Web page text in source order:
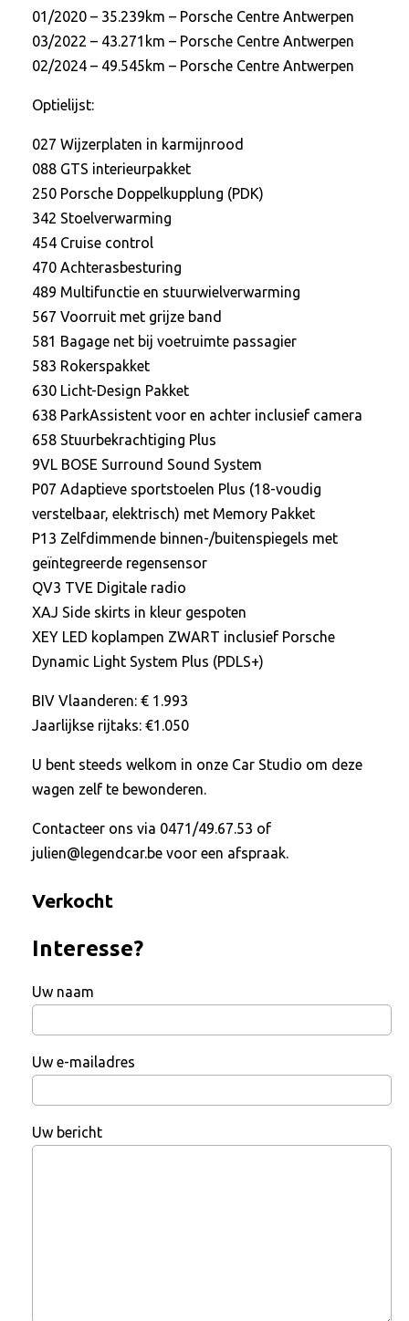
01/2020 – 35.239km – Porsche Centre Antwerpen
03/2022 – 43.271km – Porsche Centre Antwerpen
02/2024 – 49.545km – Porsche Centre Antwerpen
Optielijst:
027 Wijzerplaten in karmijnrood
088 GTS interieurpakket
250 Porsche Doppelkupplung (PDK)
342 Stoelverwarming
454 Cruise control
470 Achterasbesturing
489 Multifunctie en stuurwielverwarming
567 Voorruit met grijze band
581 Bagage net bij voetruimte passagier
583 Rokerspakket
630 Licht-Design Pakket
638 ParkAssistent voor en achter inclusief camera
658 Stuurbekrachtiging Plus
9VL BOSE Surround Sound System
P07 Adaptieve sportstoelen Plus (18-voudig
verstelbaar, elektrisch) met Memory Pakket
P13 Zelfdimmende binnen-/buitenspiegels met
geïntegreerde regensensor
QV3 TVE Digitale radio
XAJ Side skirts in kleur gespoten
XEY LED koplampen ZWART inclusief Porsche
Dynamic Light System Plus (PDLS+)
BIV Vlaanderen: € 1.993
Jaarlijkse rijtaks: €1.050
U bent steeds welkom in onze Car Studio om deze
wagen zelf te bewonderen.
Contacteer ons via 0471/49.67.53 of
julien@legendcar.be voor een afspraak.
Verkocht
Interesse?
Uw naam
Uw e-mailadres
Uw bericht